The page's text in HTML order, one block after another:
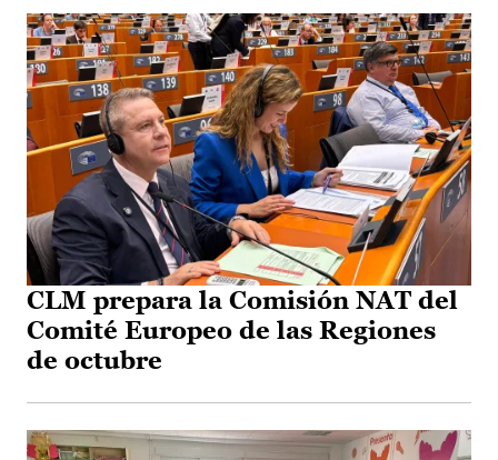
CLM prepara la Comisión NAT del
Comité Europeo de las Regiones
de octubre